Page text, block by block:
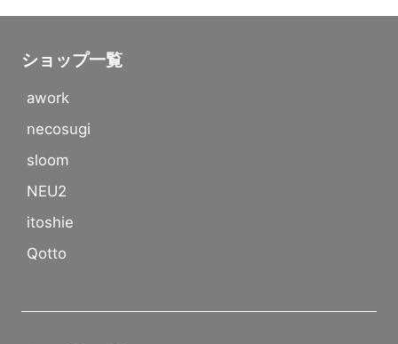
ショップ一覧
awork
necosugi
sloom
NEU2
itoshie
Qotto